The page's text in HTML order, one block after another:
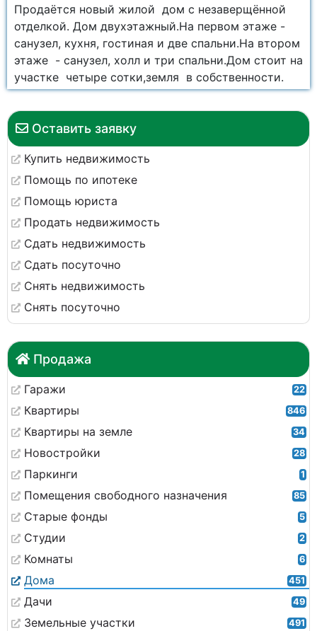
Оставить заявку
Купить недвижимость
Помощь по ипотеке
Помощь юриста
Продать недвижимость
Сдать недвижимость
Сдать посуточно
Снять недвижимость
Снять посуточно
Продажа
Гаражи 22
Квартиры 846
Квартиры на земле 34
Новостройки 28
Паркинги 1
Помещения свободного назначения 85
Старые фонды 5
Студии 2
Комнаты 6
Дома 451
Дачи 49
Земельные участки 491
Продаётся новый жилой дом с незаверщённой
отделкой. Дом двухэтажный.На первом этаже -
санузел, кухня, гостиная и две спальни.На втором
этаже - санузел, холл и три спальни.Дом стоит на
участке четыре сотки,земля в собственности.